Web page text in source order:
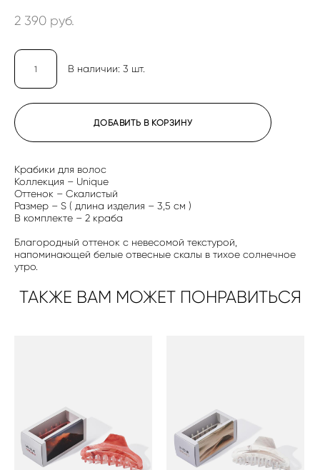
2 390 pуб.
В наличии: 3 шт.
ДОБАВИТЬ В КОРЗИНУ
Крабики для волос
Коллекция – Unique
Оттенок – Скалистый
Размер – S ( длина изделия – 3,5 см )
В комплекте – 2 краба
Благородный оттенок с невесомой текстурой,
напоминающей белые отвесные скалы в тихое солнечное
утро.
ТАКЖЕ ВАМ МОЖЕТ ПОНРАВИТЬСЯ